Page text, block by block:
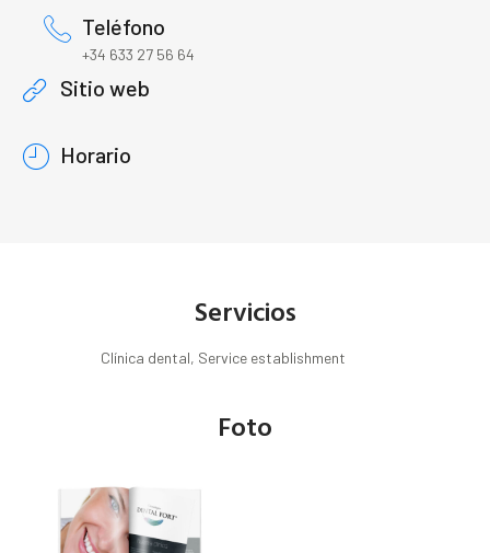
Teléfono
+34 633 27 56 64
Sitio web
Horario
Servicios
Clínica dental, Service establishment
Foto